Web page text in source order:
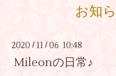
お知
2020 / 11 /06 10:48
Mileonの日常♪